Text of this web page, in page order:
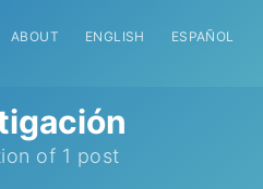
ABOUT ENGLISH ESPAÑOL
of 1 post